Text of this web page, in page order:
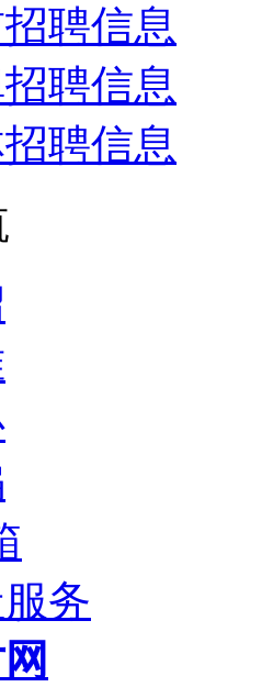
聘信息
聘信息
聘信息
务